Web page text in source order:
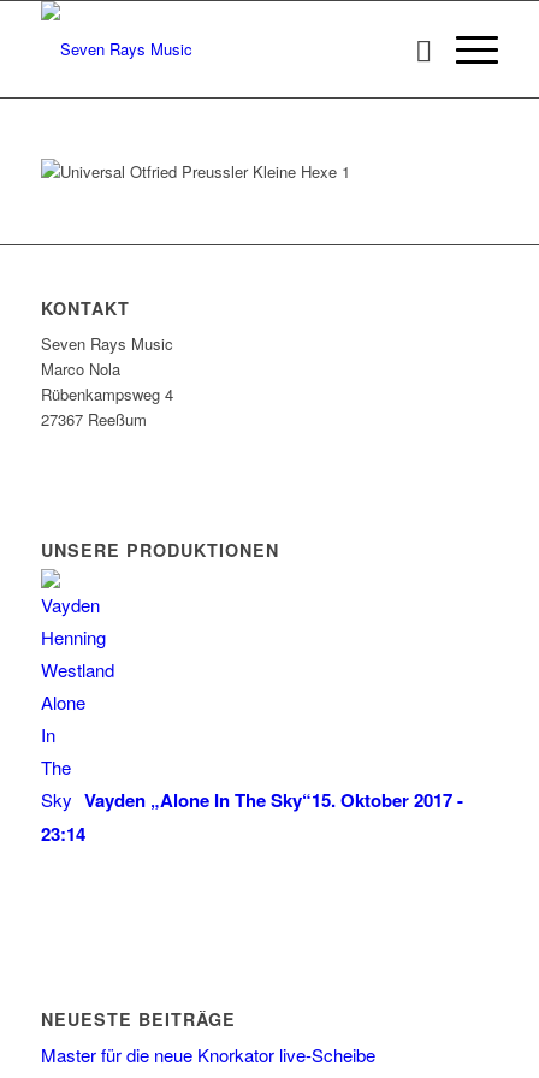
KONTAKT
Seven Rays Music
Marco Nola
Rübenkampsweg 4
27367 Reeßum
UNSERE PRODUKTIONEN
Vayden „Alone In The Sky“15. Oktober 2017 -
23:14
NEUESTE BEITRÄGE
Master für die neue Knorkator live-Scheibe